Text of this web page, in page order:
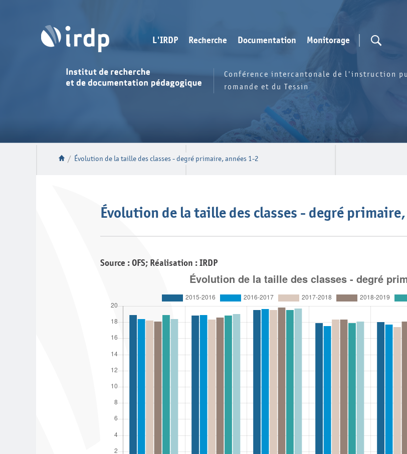
L'IRDP Recherche Documentation Monitorage
Conférence intercantonale de l'instruction
romande et du Tessin
/ Évolution de la taille des classes - degré primaire, années 1-2
Évolution de la taille des classes - degré
Source : OFS; Réalisation : IRDP